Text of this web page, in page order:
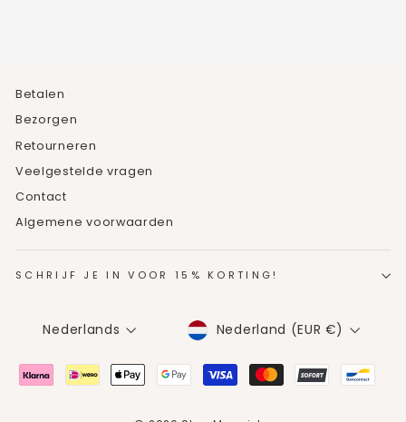
Betalen
Bezorgen
Retourneren
Veelgestelde vragen
Contact
Algemene voorwaarden
SCHRIJF JE IN VOOR 15% KORTING!
TAAL
Nederlands MUNTEENHEID
Nederland (EUR €)